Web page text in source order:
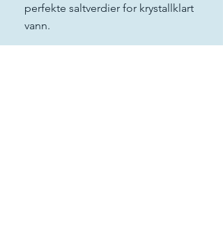
perfekte saltverdier for krystallklart
vann.